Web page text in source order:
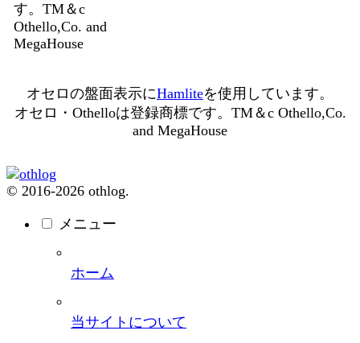
す。TM＆c
Othello,Co. and
MegaHouse
オセロの盤面表示にHamliteを使用しています。
オセロ・Othelloは登録商標です。TM＆c Othello,Co.
and MegaHouse
© 2016-2026 othlog.
メニュー
ホーム
当サイトについて